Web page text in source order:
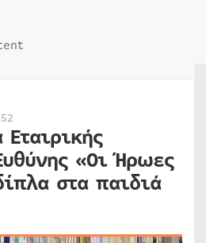
«Οι Ήρωες
στα παιδιά